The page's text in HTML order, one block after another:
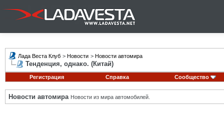
Лада Веста Клуб > Новости > Новости автомира
Тенденция, однако. (Китай)
Регистрация Справка Сообщество
Новости автомира Новости из мира автомобилей.